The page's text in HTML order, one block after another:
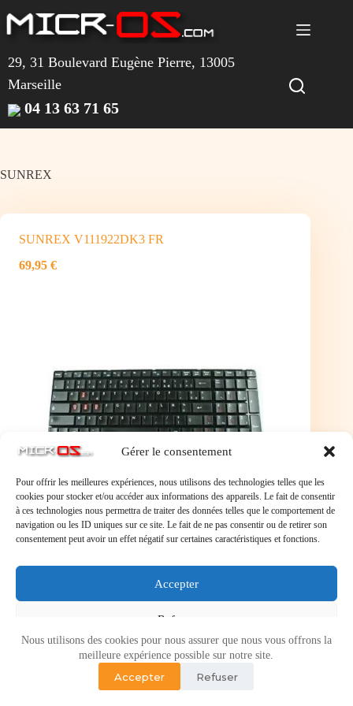
Gérer le consentement
Pour offrir les meilleures expériences, nous utilisons des technologies telles que les
cookies pour stocker et/ou accéder aux informations des appareils. Le fait de consentir
à ces technologies nous permettra de traiter des données telles que le comportement de
navigation ou les ID uniques sur ce site. Le fait de ne pas consentir ou de retirer son
consentement peut avoir un effet négatif sur certaines caractéristiques et fonctions.
Accepter
Refuser
Voir les préférences
Politique de cookiesPolitique de confidentialité
au
contenu
Nous utilisons des cookies pour nous assurer que nous vous offrons la
meilleure expérience possible sur notre site.
Accepter Refuser
29, 31 Boulevard Eugène Pierre, 13005
Marseille
04 13 63 71 65
SUNREX
SUNREX V111922DK3 FR
69,95 €
French V111922DK3 FR S1N-3EFR2G1-SA0